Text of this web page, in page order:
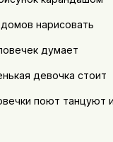
нарисовать
думает
девочка стоит
поют танцуют